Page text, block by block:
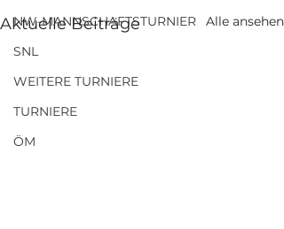
NW-MANNSCHAFTSTURNIER
SNL
WEITERE TURNIERE
TURNIERE
ÖM
Aktuelle Beiträge Alle ansehen